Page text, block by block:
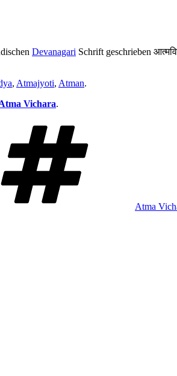
Devanagari Schrift geschrieben
, Atmajyoti, Atman.
Vichara.
Atma